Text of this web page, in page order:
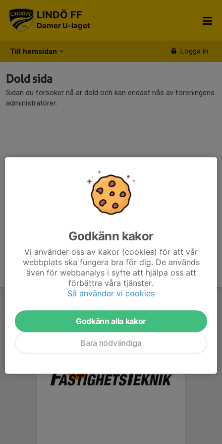
Till hemsidan Logga in
LINDÖ FF
Damer U-laget
Dold sida
Sidan du försöker nå är dold och kan endast nås av föreningens
administratörer.
Godkänn kakor
Vi använder oss av kakor (cookies) för att vår
webbplats ska fungera bra för dig. De används
även för webbanalys i syfte att hjälpa oss att
förbättra våra tjänster.
Så använder vi cookies
Godkänn alla kakor
Bara nödvändiga